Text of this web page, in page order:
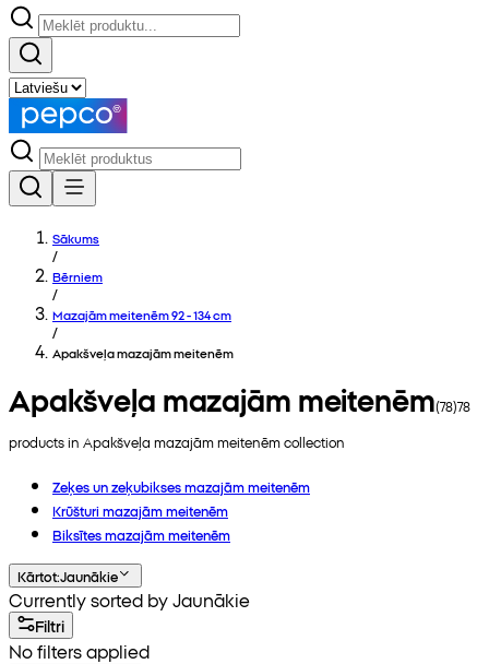
Sākums
/
Bērniem
/
Mazajām meitenēm 92 - 134 cm
/
Apakšveļa mazajām meitenēm
Apakšveļa mazajām meitenēm(78)78
products in Apakšveļa mazajām meitenēmcollection
Zeķes un zeķubikses mazajām meitenēm
Krūšturi mazajām meitenēm
Biksītes mazajām meitenēm
Kārtot:Jaunākie
Currently sorted by Jaunākie
Filtri
No filters applied